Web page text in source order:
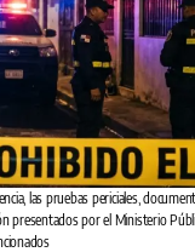
las pruebas periciales,
presentados por el Ministerio